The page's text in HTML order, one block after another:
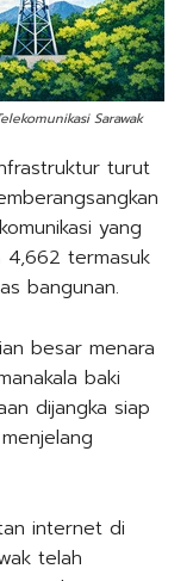
Sarawak
turut
yang
4,662 termasuk
bangunan.
besar menara
baki
dijangka siap
internet di
telah